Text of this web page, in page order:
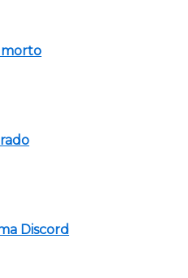
morto
Discord